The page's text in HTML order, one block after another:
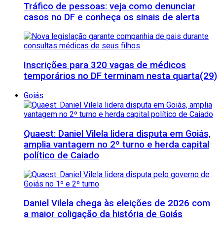
Tráfico de pessoas: veja como denunciar
casos no DF e conheça os sinais de alerta
Inscrições para 320 vagas de médicos
temporários no DF terminam nesta quarta(29)
Goiás
Quaest: Daniel Vilela lidera disputa em Goiás,
amplia vantagem no 2º turno e herda capital
político de Caiado
Daniel Vilela chega às eleições de 2026 com
a maior coligação da história de Goiás